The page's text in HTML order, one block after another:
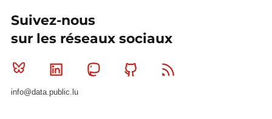
Suivez-nous
sur les réseaux sociaux
Bluesky Linkedin MastodonGithub
info@data.public.lu